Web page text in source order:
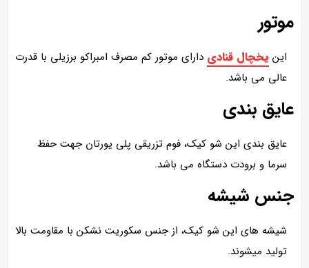
موتور
این یخچال قنادی دارای موتور کم مصرف امبراکو برزیلی با قدرت
عالی می باشد.
عایق بندی
عایق بندی این شو کیک، فوم تزریقی پلی یورتان جهت حفظ
سرما و برودت دستگاه می باشد.
جنس شیشه
شیشه های این شو کیک، از جنس سکوریت نشکن با مقاومت بالا
تولید میشوند.